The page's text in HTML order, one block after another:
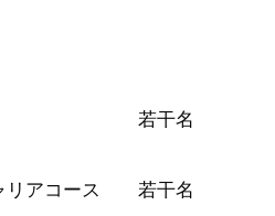
ース 若干名
リアコース 若干名